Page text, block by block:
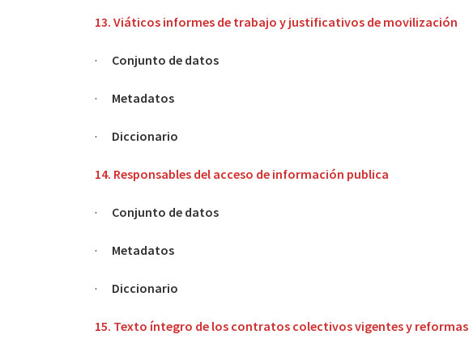
13. Viáticos informes de trabajo y justificativos de movilización
· Conjunto de datos
· Metadatos
· Diccionario
14. Responsables del acceso de información publica
· Conjunto de datos
· Metadatos
· Diccionario
15. Texto íntegro de los contratos colectivos vigentes y reformas